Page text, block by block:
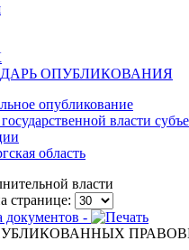
ОПУБЛИКОВАНИЯ
опубликование
власти
область
власти
странице:
документов -